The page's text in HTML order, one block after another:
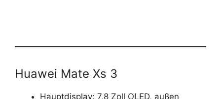
Huawei Mate Xs 3
Hauptdisplay: 7,8 Zoll OLED, außen